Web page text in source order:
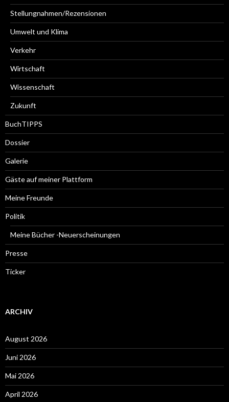
Stellungnahmen/Rezensionen
Umwelt und Klima
Verkehr
Wirtschaft
Wissenschaft
Zukunft
BuchTIPPS
Dossier
Galerie
Gäste auf meiner Plattform
Meine Freunde
Politik
Meine Bücher -Neuerscheinungen
Presse
Ticker
ARCHIV
August 2026
Juni 2026
Mai 2026
April 2026